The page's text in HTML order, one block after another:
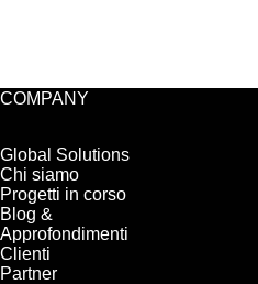
COMPANY
Global Solutions
Chi siamo
Progetti in corso
Blog &
Approfondimenti
Clienti
Partner